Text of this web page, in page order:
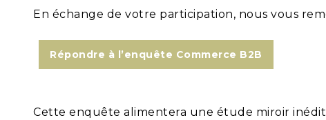
En échange de votre participation, nous vous
Répondre à l’enquête Commerce B2B
Cette enquête alimentera une étude miroir